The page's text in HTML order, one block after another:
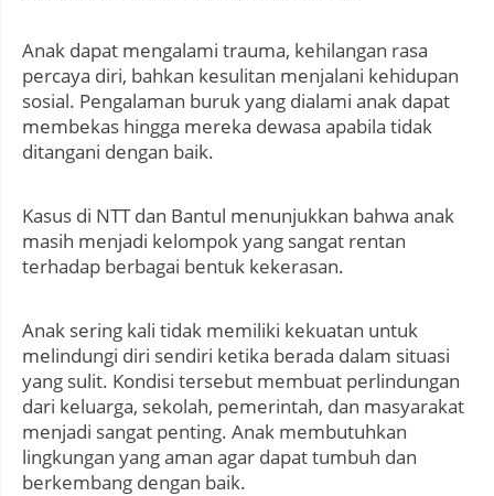
Anak dapat mengalami trauma, kehilangan rasa
percaya diri, bahkan kesulitan menjalani kehidupan
sosial. Pengalaman buruk yang dialami anak dapat
membekas hingga mereka dewasa apabila tidak
ditangani dengan baik.
Kasus di NTT dan Bantul menunjukkan bahwa anak
masih menjadi kelompok yang sangat rentan
terhadap berbagai bentuk kekerasan.
Anak sering kali tidak memiliki kekuatan untuk
melindungi diri sendiri ketika berada dalam situasi
yang sulit. Kondisi tersebut membuat perlindungan
dari keluarga, sekolah, pemerintah, dan masyarakat
menjadi sangat penting. Anak membutuhkan
lingkungan yang aman agar dapat tumbuh dan
berkembang dengan baik.